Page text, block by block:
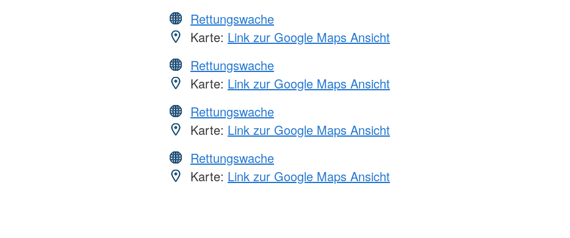
Rettungswache
Karte: Link zur Google Maps Ansicht
Rettungswache
Karte: Link zur Google Maps Ansicht
Rettungswache
Karte: Link zur Google Maps Ansicht
Rettungswache
Karte: Link zur Google Maps Ansicht